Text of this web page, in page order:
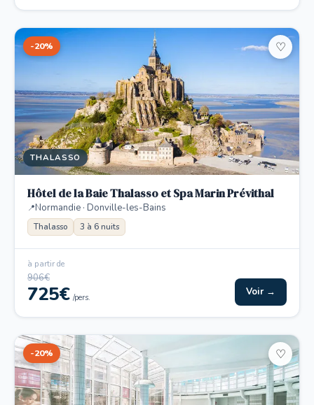
-20%
THALASSO
♡
Hôtel de la Baie Thalasso et Spa Marin Prévithal
Normandie · Donville-les-Bains
Thalasso 3 à 6 nuits
à partir de
906€
725€ /pers. Voir →
-20% ♡